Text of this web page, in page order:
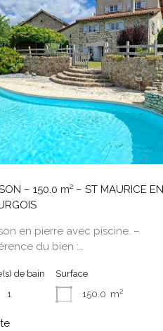
– 150.0 m² – ST MAURICE EN
en pierre avec piscine. –
du bien :…
de bain
1
Surface
150.0 m²